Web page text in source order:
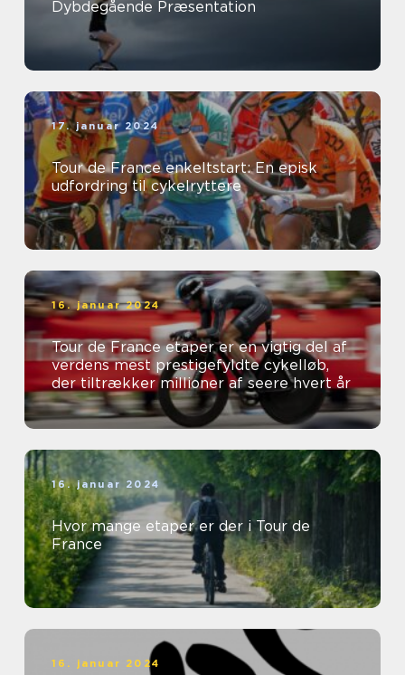
Dybdegående Præsentation
17. januar 2024
Tour de France enkeltstart: En episk
udfordring til cykelryttere
16. januar 2024
Tour de France etaper er en vigtig del af
verdens mest prestigefyldte cykelløb,
der tiltrækker millioner af seere hvert år
16. januar 2024
Hvor mange etaper er der i Tour de
France
16. januar 2024